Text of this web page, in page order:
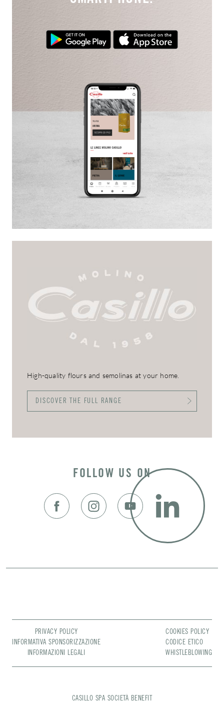
High-quality flours and semolinas at your home.
DISCOVER THE FULL RANGE
FOLLOW US ON
PRIVACY POLICY
INFORMATIVA SPONSORIZZAZIONE
INFORMAZIONI LEGALI
COOKIES POLICY
CODICE ETICO
WHISTLEBLOWING
CASILLO SPA SOCIETÀ BENEFIT